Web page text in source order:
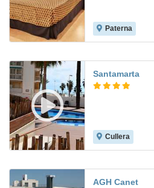
Paterna
Santamarta
Cullera
AGH Canet